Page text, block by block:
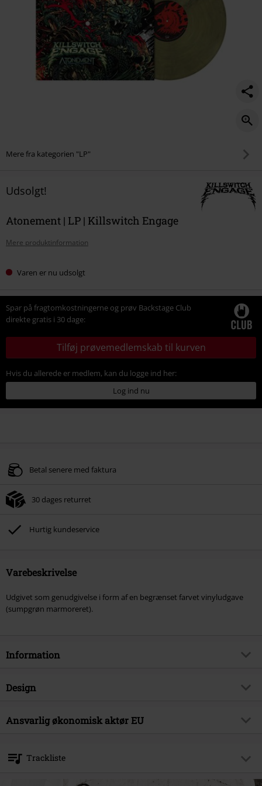
Mere fra kategorien "LP"
Udsolgt!
Atonement | LP | Killswitch Engage
Mere produktinformation
Varen er nu udsolgt
Spar på fragtomkostningerne og prøv Backstage Club
direkte gratis i 30 dage:
Tilføj prøvemedlemskab til kurven
Hvis du allerede er medlem, kan du logge ind her:
Log ind nu
Betal senere med faktura
30 dages returret
Hurtig kundeservice
Varebeskrivelse
Udgivet som genudgivelse i form af en begrænset farvet vinyludgave
(sumpgrøn marmoreret).
Information
Artikelnr.
Musikgenre
Metalcore
Band
Design
Produkttype
LP
Ansvarlig økonomisk aktør EU
Postfach 1263
73049 Eislingen
Trackliste